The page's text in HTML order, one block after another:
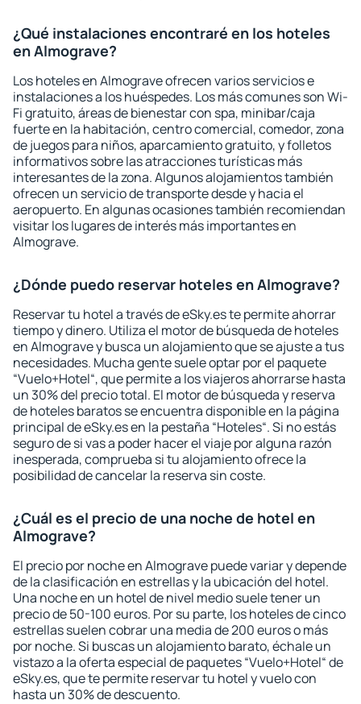
¿Qué instalaciones encontraré en los hoteles
en Almograve?
Los hoteles en Almograve ofrecen varios servicios e
instalaciones a los huéspedes. Los más comunes son Wi-
Fi gratuito, áreas de bienestar con spa, minibar/caja
fuerte en la habitación, centro comercial, comedor, zona
de juegos para niños, aparcamiento gratuito, y folletos
informativos sobre las atracciones turísticas más
interesantes de la zona. Algunos alojamientos también
ofrecen un servicio de transporte desde y hacia el
aeropuerto. En algunas ocasiones también recomiendan
visitar los lugares de interés más importantes en
Almograve.
¿Dónde puedo reservar hoteles en Almograve?
Reservar tu hotel a través de eSky.es te permite ahorrar
tiempo y dinero. Utiliza el motor de búsqueda de hoteles
en Almograve y busca un alojamiento que se ajuste a tus
necesidades. Mucha gente suele optar por el paquete
“Vuelo+Hotel“, que permite a los viajeros ahorrarse hasta
un 30% del precio total. El motor de búsqueda y reserva
de hoteles baratos se encuentra disponible en la página
principal de eSky.es en la pestaña “Hoteles“. Si no estás
seguro de si vas a poder hacer el viaje por alguna razón
inesperada, comprueba si tu alojamiento ofrece la
posibilidad de cancelar la reserva sin coste.
¿Cuál es el precio de una noche de hotel en
Almograve?
El precio por noche en Almograve puede variar y depende
de la clasificación en estrellas y la ubicación del hotel.
Una noche en un hotel de nivel medio suele tener un
precio de 50-100 euros. Por su parte, los hoteles de cinco
estrellas suelen cobrar una media de 200 euros o más
por noche. Si buscas un alojamiento barato, échale un
vistazo a la oferta especial de paquetes “Vuelo+Hotel“ de
eSky.es, que te permite reservar tu hotel y vuelo con
hasta un 30% de descuento.